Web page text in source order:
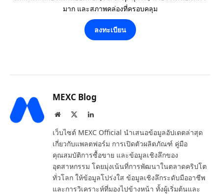
มาก และสภาพคล่องที่ครอบคลุม
ลงทะเบียน
MEXC Blog
Website LinkedIn
เว็บไซต์ MEXC Official นำเสนอข้อมูลอัปเดตล่าสุด
เกี่ยวกับแพลตฟอร์ม การเปิดตัวผลิตภัณฑ์ คู่มือ
คุณสมบัติการซื้อขาย และข้อมูลเชิงลึกของ
อุตสาหกรรม โดยมุ่งเน้นที่การพัฒนาในตลาดคริปโต
ทั่วโลก ให้ข้อมูลโปร่งใส ข้อมูลเชิงลึกระดับมืออาชีพ
และการวิเคราะห์ที่มองไปข้างหน้า ทั้งผู้เริ่มต้นและ